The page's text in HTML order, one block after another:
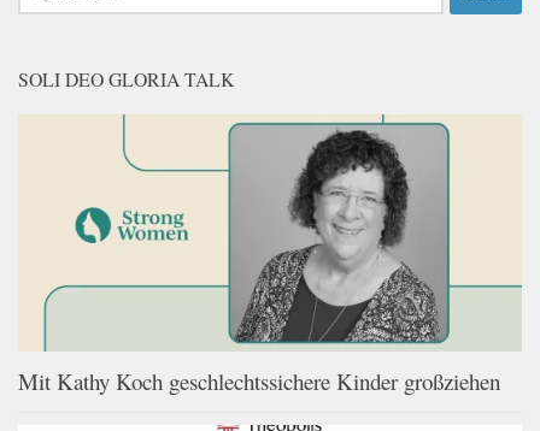
nach:
SOLI DEO GLORIA TALK
Mit Kathy Koch geschlechtssichere Kinder großziehen